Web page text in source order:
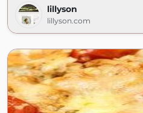
lillyson
lillyson.com